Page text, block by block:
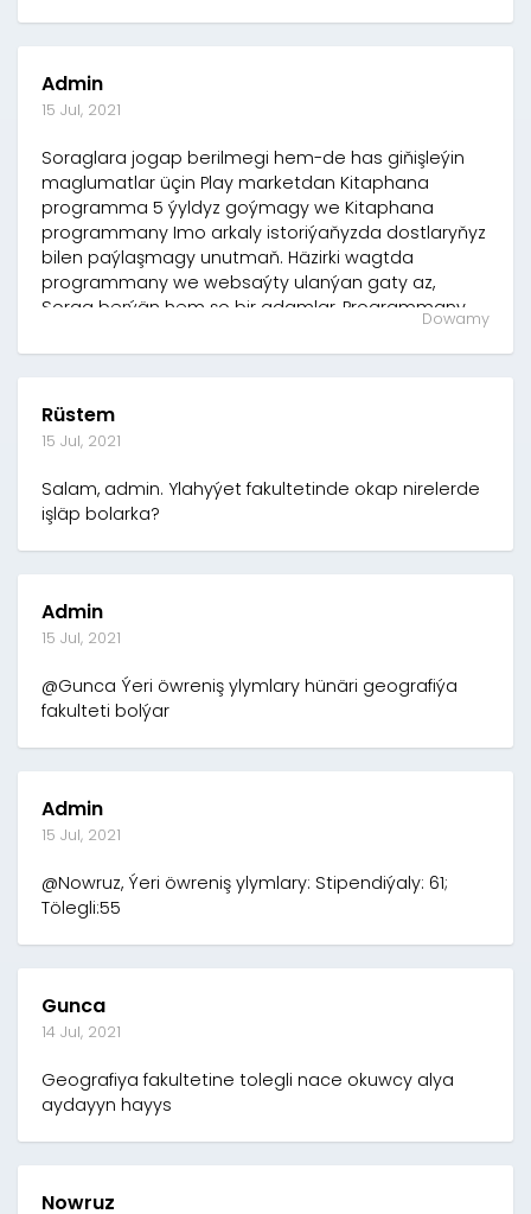
Admin
15 Jul, 2021
Soraglara jogap berilmegi hem-de has giňişleýin
maglumatlar üçin Play marketdan Kitaphana
programma 5 ýyldyz goýmagy we Kitaphana
programmany Imo arkaly istoriýaňyzda dostlaryňyz
bilen paýlaşmagy unutmaň. Häzirki wagtda
programmany we websaýty ulanýan gaty az,
Sorag berýän hem şo bir adamlar, Programmany
düşer.
Dowamy
Rüstem
15 Jul, 2021
Salam, admin. Ylahyýet fakultetinde okap nirelerde
işläp bolarka?
Admin
15 Jul, 2021
@Gunca Ýeri öwreniş ylymlary hünäri geografiýa
fakulteti bolýar
Admin
15 Jul, 2021
@Nowruz, Ýeri öwreniş ylymlary: Stipendiýaly: 61;
Tölegli:55
Gunca
14 Jul, 2021
Geografiya fakultetine tolegli nace okuwcy alya
aydayyn hayys
Nowruz